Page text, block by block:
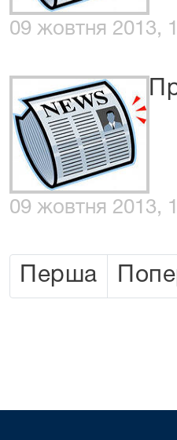
09 жовтня 2013,
09 жовтня 2013,
Перша